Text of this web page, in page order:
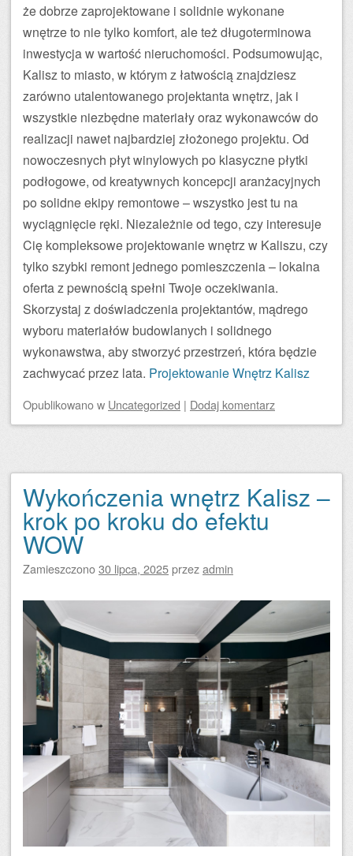
że dobrze zaprojektowane i solidnie wykonane
wnętrze to nie tylko komfort, ale też długoterminowa
inwestycja w wartość nieruchomości. Podsumowując,
Kalisz to miasto, w którym z łatwością znajdziesz
zarówno utalentowanego projektanta wnętrz, jak i
wszystkie niezbędne materiały oraz wykonawców do
realizacji nawet najbardziej złożonego projektu. Od
nowoczesnych płyt winylowych po klasyczne płytki
podłogowe, od kreatywnych koncepcji aranżacyjnych
po solidne ekipy remontowe – wszystko jest tu na
wyciągnięcie ręki. Niezależnie od tego, czy interesuje
Cię kompleksowe projektowanie wnętrz w Kaliszu, czy
tylko szybki remont jednego pomieszczenia – lokalna
oferta z pewnością spełni Twoje oczekiwania.
Skorzystaj z doświadczenia projektantów, mądrego
wyboru materiałów budowlanych i solidnego
wykonawstwa, aby stworzyć przestrzeń, która będzie
zachwycać przez lata. Projektowanie Wnętrz Kalisz
Opublikowanow Uncategorized | Dodaj komentarz
Wykończenia wnętrz Kalisz –
krok po kroku do efektu
WOW
Zamieszczono30 lipca, 2025przezadmin